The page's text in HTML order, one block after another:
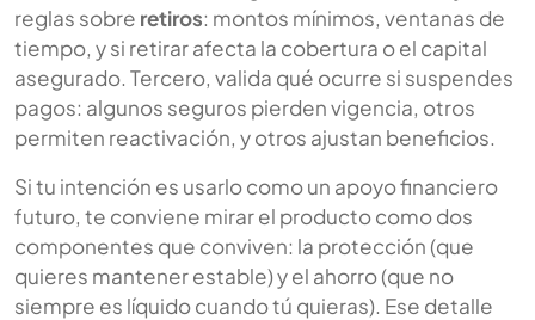
reglas sobre retiros: montos mínimos, ventanas de
tiempo, y si retirar afecta la cobertura o el capital
asegurado. Tercero, valida qué ocurre si suspendes
pagos: algunos seguros pierden vigencia, otros
permiten reactivación, y otros ajustan beneficios.
Si tu intención es usarlo como un apoyo financiero
futuro, te conviene mirar el producto como dos
componentes que conviven: la protección (que
quieres mantener estable) y el ahorro (que no
siempre es líquido cuando tú quieras). Ese detalle